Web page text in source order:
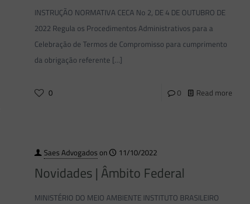
INSTRUÇÃO NORMATIVA CECA No 2, DE 4 DE OUTUBRO DE
2022 Regula os Procedimentos Administrativos para a
Celebração de Termos de Compromisso para cumprimento
da obrigação referente […]
0 0 Read more
Saes Advogadoson 11/10/2022
Novidades | Âmbito Federal
MINISTÉRIO DO MEIO AMBIENTE INSTITUTO BRASILEIRO